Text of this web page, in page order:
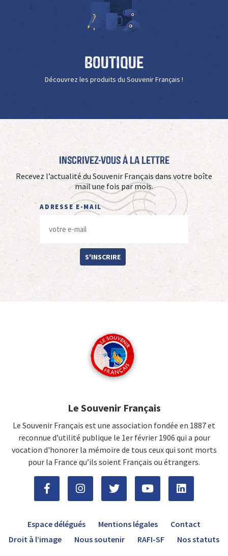
Boutique
Découvrez les produits du Souvenir Français !
Inscrivez-vous à La Lettre
Recevez l’actualité du Souvenir Français dans votre boîte
mail une fois par mois.
ADRESSE E-MAIL
S'INSCRIRE
Le Souvenir Français
Le Souvenir Français est une association fondée en 1887 et
reconnue d’utilité publique le 1er février 1906 qui a pour
vocation d'honorer la mémoire de tous ceux qui sont morts
pour la France qu’ils soient Français ou étrangers.
Espace délégués Mentions légales
Contact
Droit à l’image
Nous soutenir RAFI-SF Nos statuts